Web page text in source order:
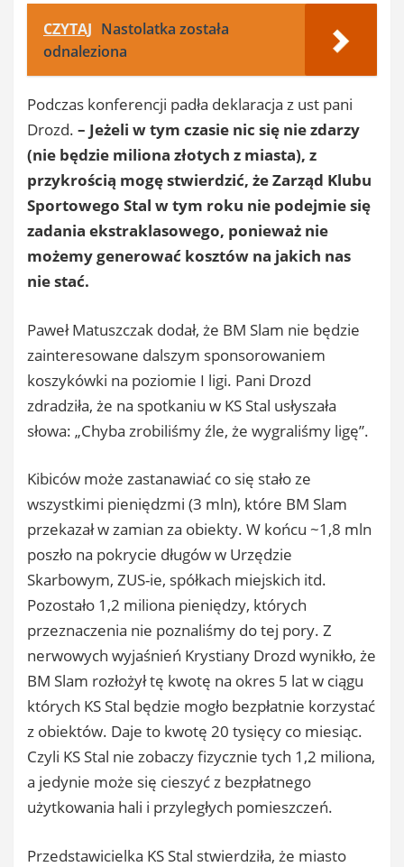
CZYTAJ Nastolatka została
odnaleziona
Podczas konferencji padła deklaracja z ust pani
Drozd. – Jeżeli w tym czasie nic się nie zdarzy
(nie będzie miliona złotych z miasta), z
przykrością mogę stwierdzić, że Zarząd Klubu
Sportowego Stal w tym roku nie podejmie się
zadania ekstraklasowego, ponieważ nie
możemy generować kosztów na jakich nas
nie stać.
Paweł Matuszczak dodał, że BM Slam nie będzie
zainteresowane dalszym sponsorowaniem
koszykówki na poziomie I ligi. Pani Drozd
zdradziła, że na spotkaniu w KS Stal usłyszała
słowa: „Chyba zrobiliśmy źle, że wygraliśmy ligę”.
Kibiców może zastanawiać co się stało ze
wszystkimi pieniędzmi (3 mln), które BM Slam
przekazał w zamian za obiekty. W końcu ~1,8 mln
poszło na pokrycie długów w Urzędzie
Skarbowym, ZUS-ie, spółkach miejskich itd.
Pozostało 1,2 miliona pieniędzy, których
przeznaczenia nie poznaliśmy do tej pory. Z
nerwowych wyjaśnień Krystiany Drozd wynikło, że
BM Slam rozłożył tę kwotę na okres 5 lat w ciągu
których KS Stal będzie mogło bezpłatnie korzystać
z obiektów. Daje to kwotę 20 tysięcy co miesiąc.
Czyli KS Stal nie zobaczy fizycznie tych 1,2 miliona,
a jedynie może się cieszyć z bezpłatnego
użytkowania hali i przyległych pomieszczeń.
Przedstawicielka KS Stal stwierdziła, że miasto